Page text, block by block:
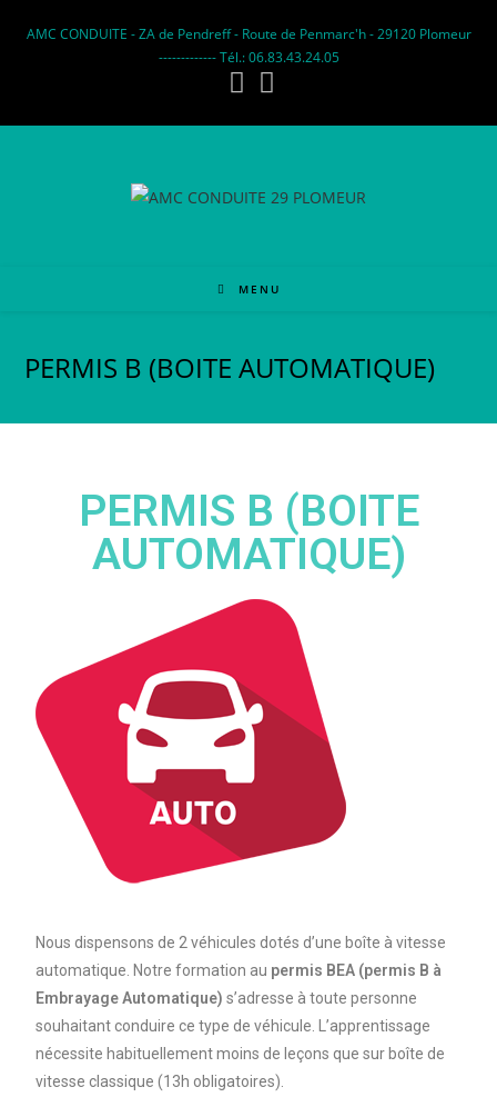
AMC CONDUITE - ZA de Pendreff - Route de Penmarc'h - 29120 Plomeur
------------- Tél.: 06.83.43.24.05
MENU
PERMIS B (BOITE AUTOMATIQUE)
PERMIS B (BOITE
AUTOMATIQUE)
Nous dispensons de 2 véhicules dotés d’une boîte à vitesse
automatique. Notre formation au permis BEA (permis B à
Embrayage Automatique) s’adresse à toute personne
souhaitant conduire ce type de véhicule. L’apprentissage
nécessite habituellement moins de leçons que sur boîte de
vitesse classique (13h obligatoires).